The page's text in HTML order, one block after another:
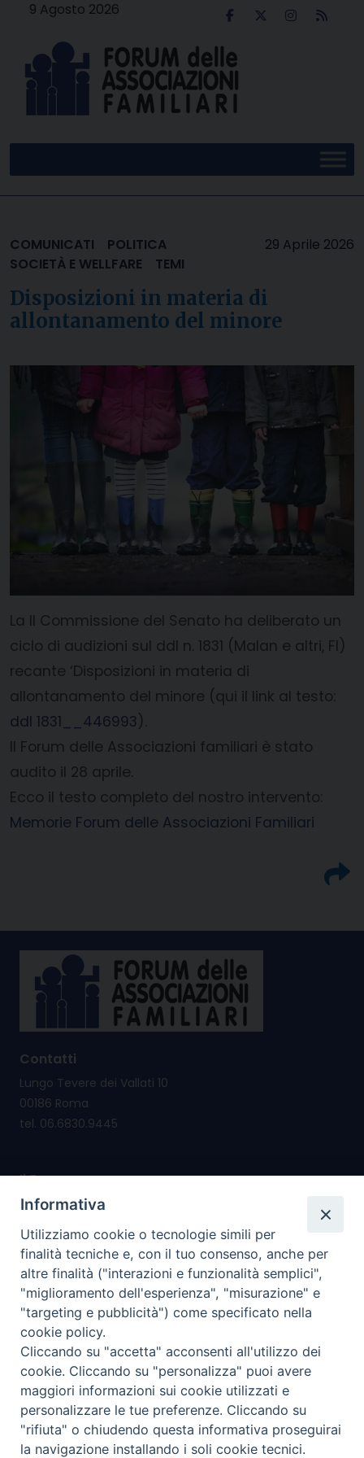
9 Agosto 2026
29 Aprile 2026
COMUNICATI
POLITICA
SOCIETÀ E WELLFARE
TEMI
Disposizioni in materia di
allontanamento del minore
La II Commissione del Senato ha deliberato un
ciclo di audizioni sul ddl n. 1831 (Malan e altri, FI)
recante ‘Disposizioni in materia di
allontanamento del minore (qui il link al testo:
ddl 1831__446993 ).
Il Forum delle Associazioni familiari è stato
audito il 28 aprile.
Ecco il testo completo del nostro intervento:
Memorie Forum delle Associazioni Familiari
Contatti
Lungo Tevere dei Vallati 10
00186 Roma
tel. 06.6830.9445
Il Forum nasce per
promuovere e salvaguardare i valori e i diritti della
riconsegnare alla famiglia il diritto di cittadinanza
I nostri PROGETTI
I SERVIZI che offriamo
I nostri social
Informativa
Utilizziamo cookie o tecnologie simili per
finalità tecniche e, con il tuo consenso, anche per
altre finalità ("interazioni e funzionalità semplici",
"miglioramento dell'esperienza", "misurazione" e
"targeting e pubblicità") come specificato nella
cookie policy.
Cliccando su "accetta" acconsenti all'utilizzo dei
cookie. Cliccando su "personalizza" puoi avere
maggiori informazioni sui cookie utilizzati e
personalizzare le tue preferenze. Cliccando su
"rifiuta" o chiudendo questa informativa proseguirai
la navigazione installando i soli cookie tecnici.